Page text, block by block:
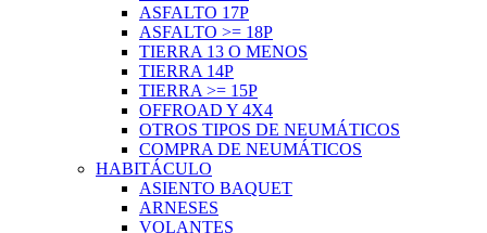
ASFALTO 17P
ASFALTO >= 18P
TIERRA 13 O MENOS
TIERRA 14P
TIERRA >= 15P
OFFROAD Y 4X4
OTROS TIPOS DE NEUMÁTICOS
COMPRA DE NEUMÁTICOS
HABITÁCULO
ASIENTO BAQUET
ARNESES
VOLANTES